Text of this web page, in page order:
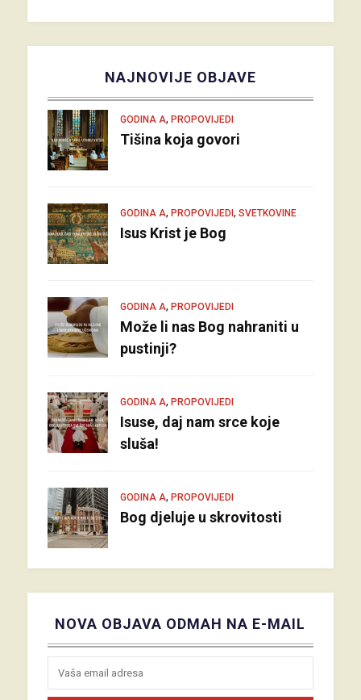
NAJNOVIJE OBJAVE
GODINA A, PROPOVIJEDI
Tišina koja govori
GODINA A, PROPOVIJEDI, SVETKOVINE
Isus Krist je Bog
GODINA A, PROPOVIJEDI
Može li nas Bog nahraniti u
pustinji?
GODINA A, PROPOVIJEDI
Isuse, daj nam srce koje
sluša!
GODINA A, PROPOVIJEDI
Bog djeluje u skrovitosti
NOVA OBJAVA ODMAH NA E-MAIL